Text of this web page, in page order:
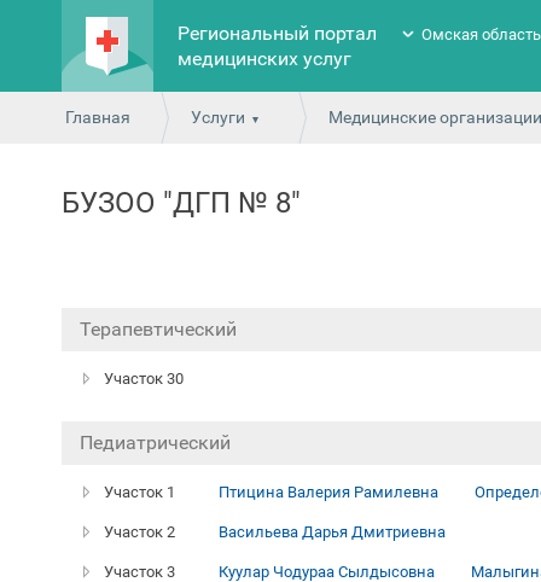
Региональный портал
медицинских услуг
Омская область
Главная Услуги Медицинские
БУЗОО "ДГП № 8"
Терапевтический
Участок 30
Педиатрический
Участок 1 Птицина Валерия Рамилевна
Участок 2 Васильева Дарья Дмитриевна
Участок 3 Куулар Чодураа Сылдысовна